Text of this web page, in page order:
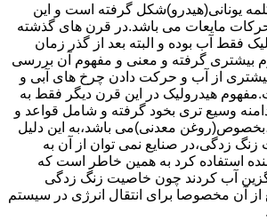
یونانی(هیدرو)شکل گرفته است و این
مایعات می باشد.در قرن های گذشته
فقط آب بوده و البته بعد از گذر زمان
بیشتری گرفته و معنی و مفهوم آن بررسی
از آب و حرکت دادن چرخ های آبی و
هیدرولیک در این قرن دیگر فقط به
وسیع تری بخود گرفته و شامل قواعد و
معدنی)می باشد،به این دلیل
زدگی،در صنایع نمی توان از آن به
استفاده کرد به همین خاطر است که
آب کردند چون خاصیت زنگ زدگی
از آن مخصوصا برای انتقال انرژی در سیستم